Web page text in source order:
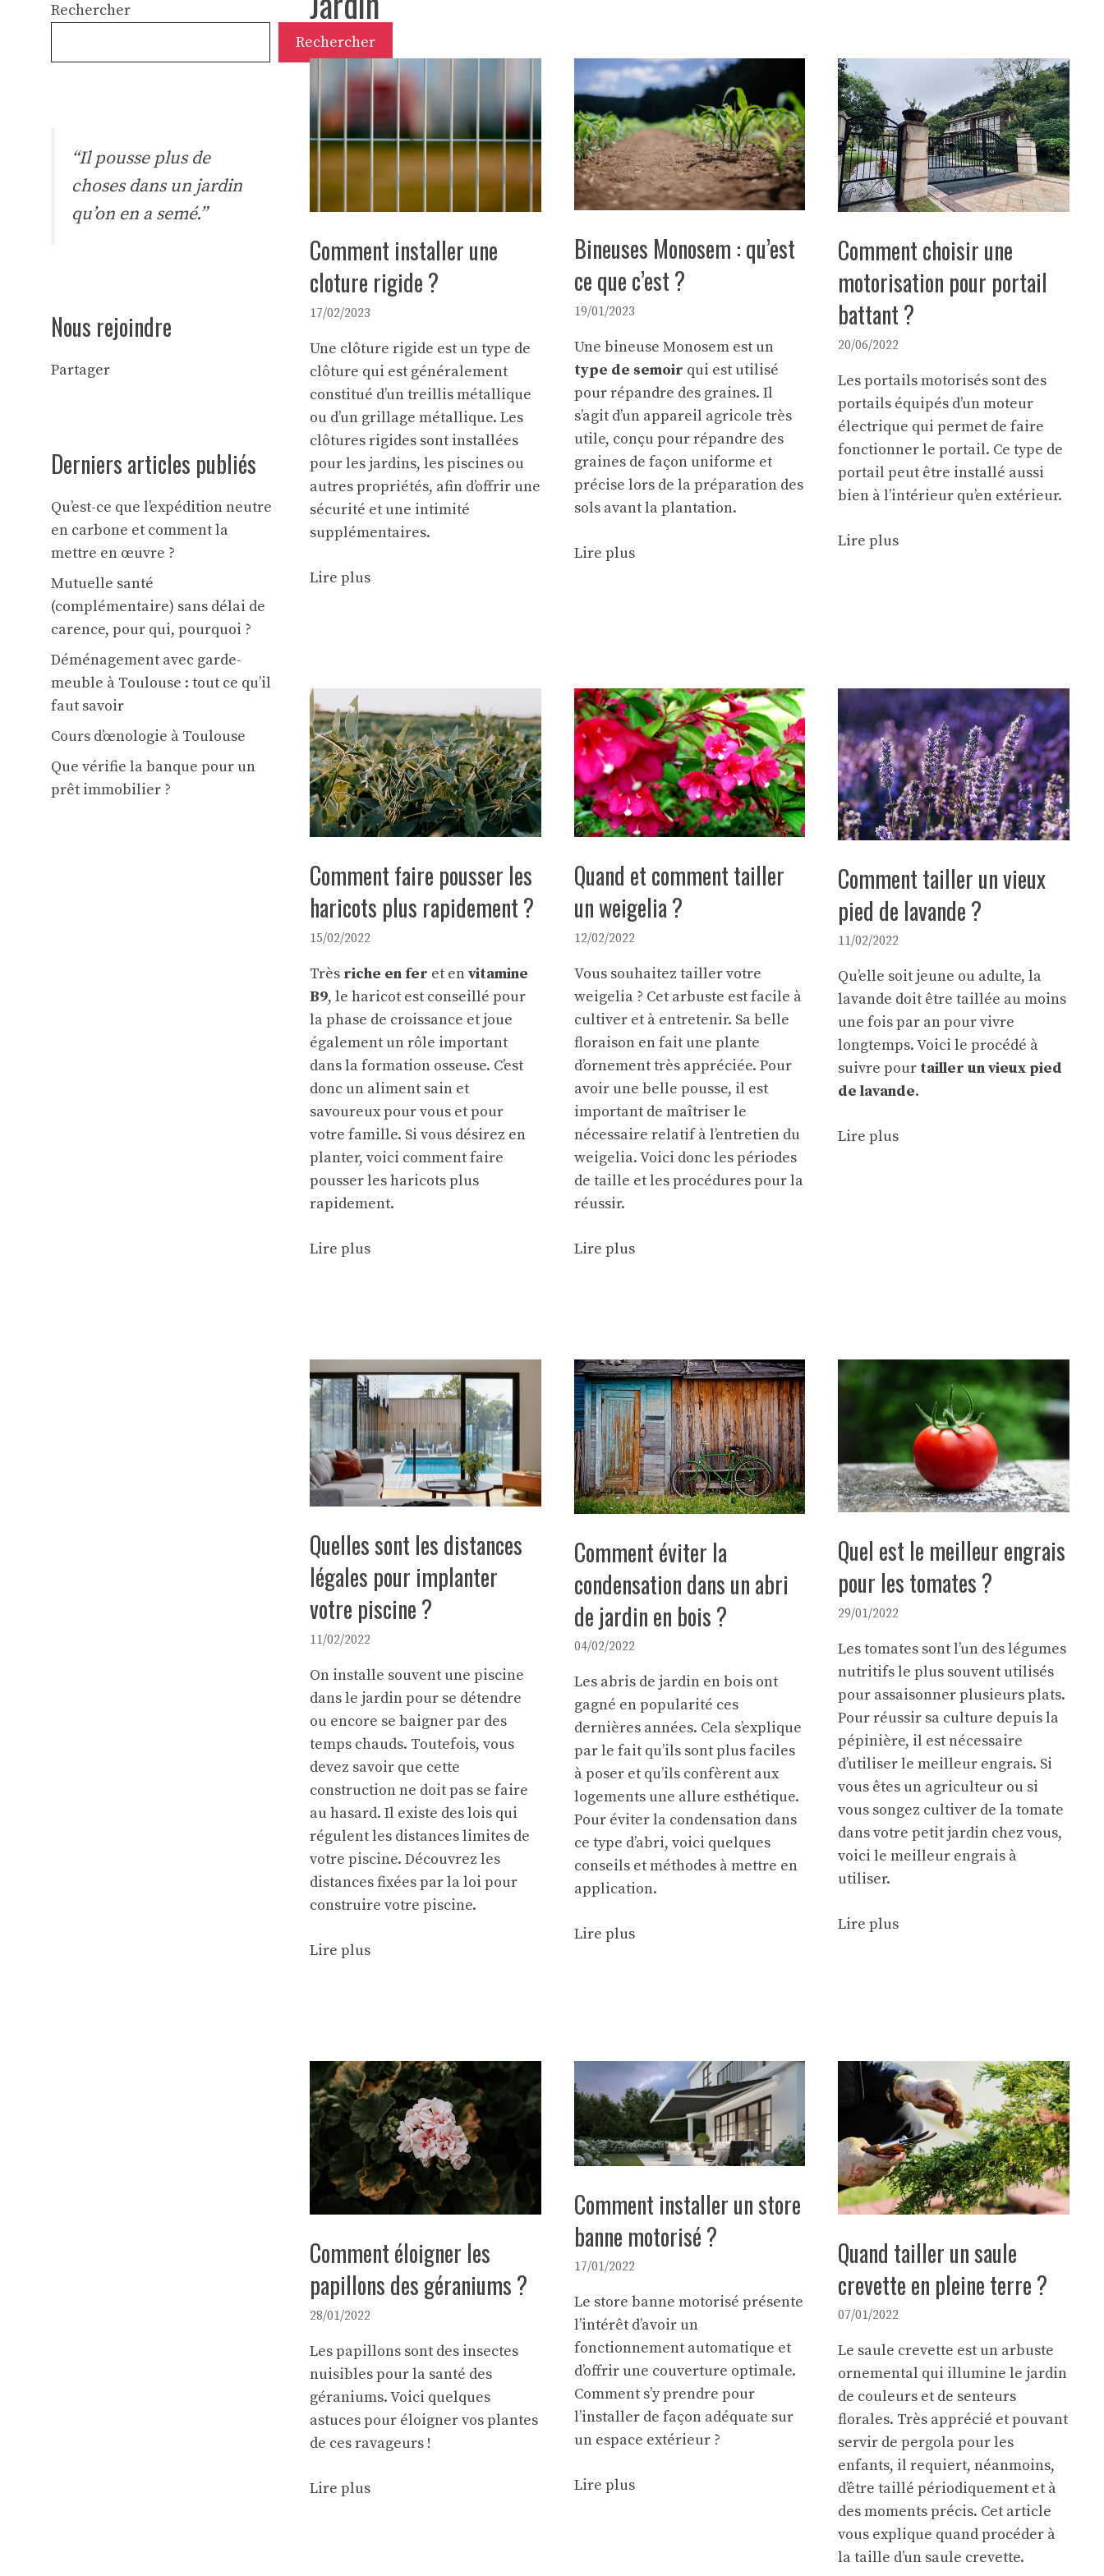
Comment installer une
cloture rigide ?
17/02/2023
Une clôture rigide est un type de
clôture qui est généralement
constitué d’un treillis métallique
ou d’un grillage métallique. Les
clôtures rigides sont installées
pour les jardins, les piscines ou
autres propriétés, afin d’offrir une
sécurité et une intimité
supplémentaires.
Lire plus
Bineuses Monosem : qu’est
ce que c’est ?
19/01/2023
Une bineuse Monosem est un
type de semoir qui est utilisé
pour répandre des graines. Il
s’agit d’un appareil agricole très
utile, conçu pour répandre des
graines de façon uniforme et
précise lors de la préparation des
sols avant la plantation.
Lire plus
Comment choisir une
motorisation pour portail
battant ?
20/06/2022
Les portails motorisés sont des
portails équipés d’un moteur
électrique qui permet de faire
fonctionner le portail. Ce type de
portail peut être installé aussi
bien à l’intérieur qu’en extérieur.
Lire plus
Comment faire pousser les
haricots plus rapidement ?
15/02/2022
Très riche en fer et envitamine
B9, le haricot est conseillé pour
la phase de croissance et joue
également un rôle important
dans la formation osseuse. C’est
donc un aliment sain et
savoureux pour vous et pour
votre famille. Si vous désirez en
planter, voici comment faire
pousser les haricots plus
rapidement.
Lire plus
Quand et comment tailler
un weigelia ?
12/02/2022
Vous souhaitez taillervotre
weigelia ? Cet arbuste est facile à
cultiver et à entretenir. Sa belle
floraison en fait une plante
d’ornement très appréciée. Pour
avoir une belle pousse, il est
important de maîtriser le
nécessaire relatif à l’entretien du
weigelia. Voici donc les périodes
de taille et les procédures pour la
réussir.
Lire plus
Comment tailler un vieux
pied de lavande ?
11/02/2022
Qu’elle soit jeune ou adulte, la
lavande doit être taillée au moins
une fois par an pour vivre
longtemps. Voici le procédé à
suivre pour tailler un vieux pied
de lavande.
Lire plus
Quelles sont les distances
légales pour implanter
votre piscine ?
11/02/2022
On installe souvent une piscine
dans le jardin pour se détendre
ou encore se baigner par des
temps chauds. Toutefois, vous
devez savoir que cette
construction ne doit pas se faire
au hasard. Il existe des lois qui
régulent les distances limites de
votre piscine. Découvrez les
distances fixées par la loi pour
construire votre piscine.
Lire plus
Comment éviter la
condensation dans un abri
de jardin en bois ?
04/02/2022
Les abris de jardin en bois ont
gagné en popularité ces
dernières années. Cela s’explique
par le fait qu’ils sont plus faciles
à poser et qu’ils confèrent aux
logements une allure esthétique.
Pour éviter la condensation dans
ce type d’abri, voici quelques
conseils et méthodes à mettre en
application.
Lire plus
Quel est le meilleur engrais
pour les tomates ?
29/01/2022
Les tomates sont l’un des légumes
nutritifs le plus souvent utilisés
pour assaisonner plusieurs plats.
Pour réussir sa culture depuis la
pépinière, il est nécessaire
d’utiliser le meilleur engrais. Si
vous êtes un agriculteur ou si
vous songez cultiver de la tomate
dans votre petit jardin chez vous,
voici le meilleur engrais à
utiliser.
Lire plus
Comment éloigner les
papillons des géraniums ?
28/01/2022
Les papillons sont des insectes
nuisibles pour la santé des
géraniums. Voici quelques
astuces pour éloigner vos plantes
de ces ravageurs !
Lire plus
Comment installer un store
banne motorisé ?
17/01/2022
Le store banne motorisé présente
l’intérêt d’avoir un
fonctionnement automatique et
d’offrir une couverture optimale.
Comment s’y prendre pour
l’installer de façon adéquate sur
un espace extérieur ?
Lire plus
Quand tailler un saule
crevette en pleine terre ?
07/01/2022
Le saule crevette est un arbuste
ornemental qui illumine le jardin
de couleurs et de senteurs
florales. Très apprécié et pouvant
servir depergolapour les
enfants, il requiert, néanmoins,
d’être taillé périodiquement et à
des moments précis. Cet article
vous explique quand procéder à
la taille d’un saule crevette.
Rechercher
Rechercher
“Il pousse plus de
choses dans un jardin
qu’on en a semé.”
Nous rejoindre
Partager
Derniers articles publiés
Qu’est-ce que l’expédition neutre
en carbone et comment la
mettre en œuvre ?
Mutuelle santé
(complémentaire) sans délai de
carence, pour qui, pourquoi ?
Déménagement avec garde-
meuble à Toulouse : tout ce qu’il
faut savoir
Cours d’œnologie à Toulouse
Que vérifie la banque pour un
prêt immobilier ?